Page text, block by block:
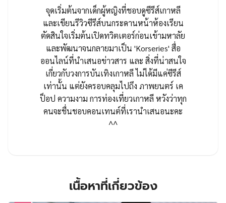
จุดเริ่มต้นจากเด็กผู้หญิงที่ชอบดูซีรีส์เกาหลี
และเขียนรีวิวซีรีส์บนกระดานหน้าห้องเรียน
ตัดสินใจเริ่มต้นเปิดทวิตเตอร์ก่อนเข้ามหาลัย
และพัฒนาจนกลายมาเป็น 'Korseries' สื่อ
ออนไลน์ที่นำเสนอข่าวสาร และ สิ่งที่น่าสนใจ
เกี่ยวกับวงการบันเทิงเกาหลี ไม่ได้มีแค่ซีรีส์
เท่านั้น แต่ยังครอบคลุมไปถึง ภาพยนตร์ เค
ป็อป ความงาม การท่องเที่ยวเกาหลี หวังว่าทุก
คนจะชื่นชอบคอนเทนต์ที่เรานำเสนอนะคะ
^^
เนื้อหาที่เกี่ยวข้อง